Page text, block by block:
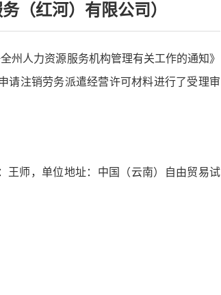
（红河）有限公司）
州人力资源服务机构管理有关工作的通知》
请注销劳务派遣经营许可材料进行了受理审
王师，单位地址：中国（云南）自由贸易试